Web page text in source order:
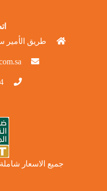
طريق الأمير
جميع الاسعار